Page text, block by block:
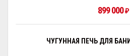
899 000₽
ЧУГУННАЯ ПЕЧЬ ДЛЯ